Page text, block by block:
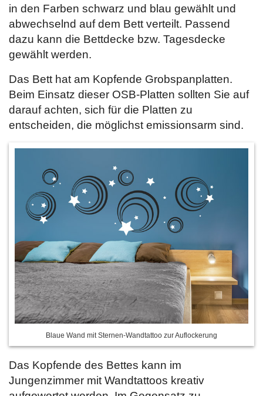
in den Farben schwarz und blau gewählt und
abwechselnd auf dem Bett verteilt. Passend
dazu kann die Bettdecke bzw. Tagesdecke
gewählt werden.
Das Bett hat am Kopfende Grobspanplatten.
Beim Einsatz dieser OSB-Platten sollten Sie auf
darauf achten, sich für die Platten zu
entscheiden, die möglichst emissionsarm sind.
Blaue Wand mit Sternen-Wandtattoo zur Auflockerung
Das Kopfende des Bettes kann im
Jungenzimmer mit Wandtattoos kreativ